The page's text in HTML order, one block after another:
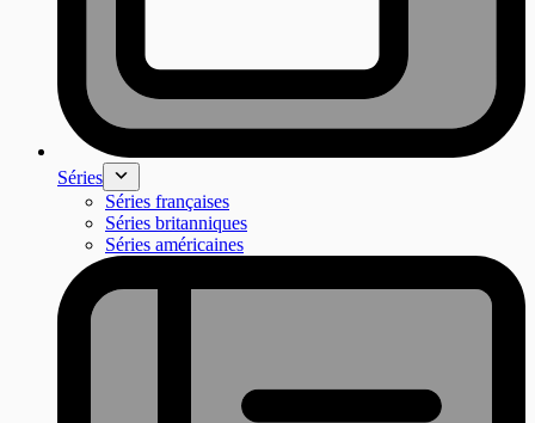
Séries
Séries françaises
Séries britanniques
Séries américaines